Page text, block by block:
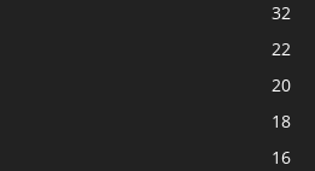
32
22
20
18
16